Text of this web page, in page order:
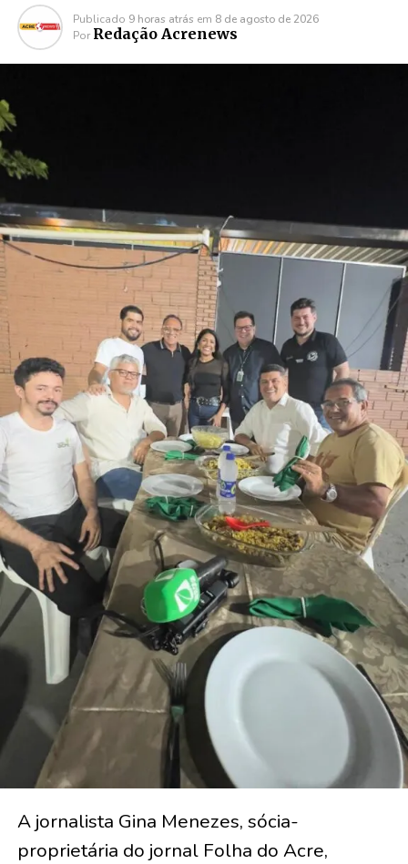
Publicado 9 horas atrás em 8 de agosto de 2026
Por Redação Acrenews
A jornalista Gina Menezes, sócia-
proprietária do jornal Folha do Acre,